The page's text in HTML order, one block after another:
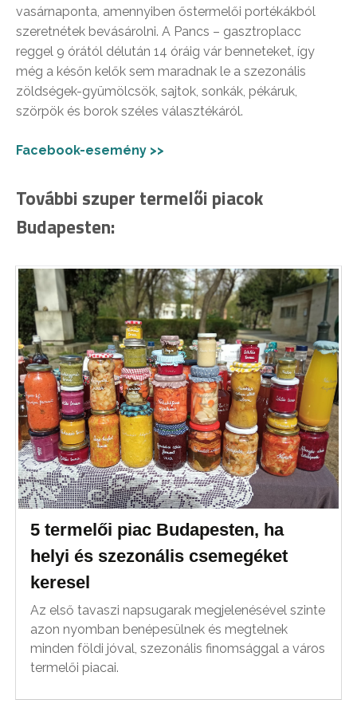
vasárnaponta, amennyiben őstermelői portékákból
szeretnétek bevásárolni. A Pancs – gasztroplacc
reggel 9 órától délután 14 óráig vár benneteket, így
még a későn kelők sem maradnak le a szezonális
zöldségek-gyümölcsök, sajtok, sonkák, pékáruk,
szörpök és borok széles választékáról.
Facebook-esemény >>
További szuper termelői piacok
Budapesten:
5 termelői piac Budapesten, ha
helyi és szezonális csemegéket
keresel
Az első tavaszi napsugarak megjelenésével szinte
azon nyomban benépesülnek és megtelnek
minden földi jóval, szezonális finomsággal a város
termelői piacai.